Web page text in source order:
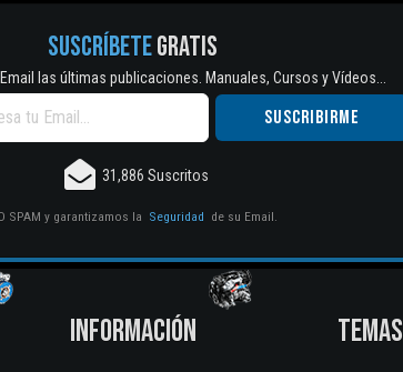
SUSCRÍBETEGRATIS
las últimas publicaciones. Manuales, Cursos y Vídeos...
31,886 Suscritos
SPAM y garantizamos la Seguridad de su Email.
INFORMACIÓN TEMAS